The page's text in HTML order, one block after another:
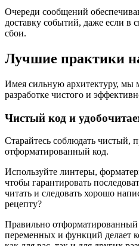
Очереди сообщений
доставку событий, даже если в
сбои.
Лучшие практики
Имея сильную архитектуру, мы
разработке чистого и
Чистый код и
Старайтесь соблюдать чистый,
отформатированный код.
Используйте линтеры,
чтобы гарантировать
читать и следовать хорошо
рецепту?
Правильно
переменных и функций делает